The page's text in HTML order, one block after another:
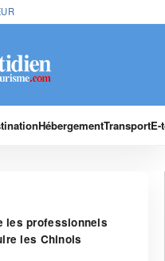
HébergementTransport
les professionnels
les Chinois